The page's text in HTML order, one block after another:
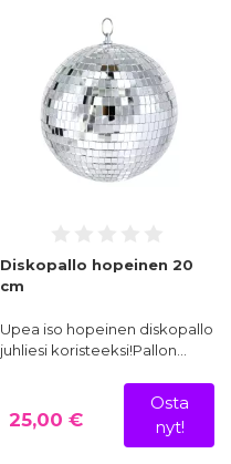
Diskopallo hopeinen 20
cm
Upea iso hopeinen diskopallo
juhliesi koristeeksi!Pallon…
25,00 €
Osta
nyt!